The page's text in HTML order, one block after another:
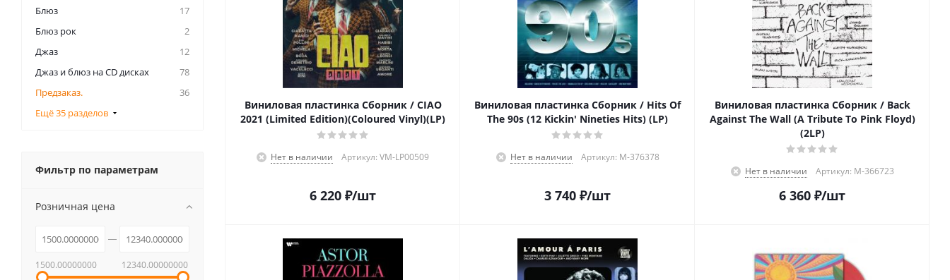
Виниловая пластинка Сборник / CIAO
2021 (Limited Edition)(Coloured Vinyl)(LP)
Нет в наличии Артикул: VM-LP00509
6 220 ₽/шт
Виниловая пластинка Сборник / Hits Of
The 90s (12 Kickin' Nineties Hits) (LP)
Нет в наличии Артикул: M-376378
3 740 ₽/шт
Виниловая пластинка Сборник / Back
Against The Wall (A Tribute To Pink Floyd)
(2LP)
Нет в наличии Артикул: M-366723
6 360 ₽/шт
Блюз
17
Блюз рок
2
Джаз
12
Джаз и блюз на CD дисках
78
Предзаказ.
36
Ещё 35 разделов
Фильтр по параметрам
Розничная цена
1500.00000000 12340.00000000